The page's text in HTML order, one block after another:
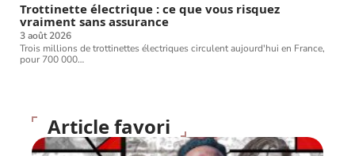
Trottinette électrique : ce que vous risquez
vraiment sans assurance
3 août 2026
Trois millions de trottinettes électriques circulent aujourd'hui en France,
pour 700 000…
Article favori